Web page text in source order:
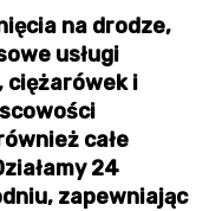
na drodze,
usługi
ciężarówek i
całe
24
zapewniając